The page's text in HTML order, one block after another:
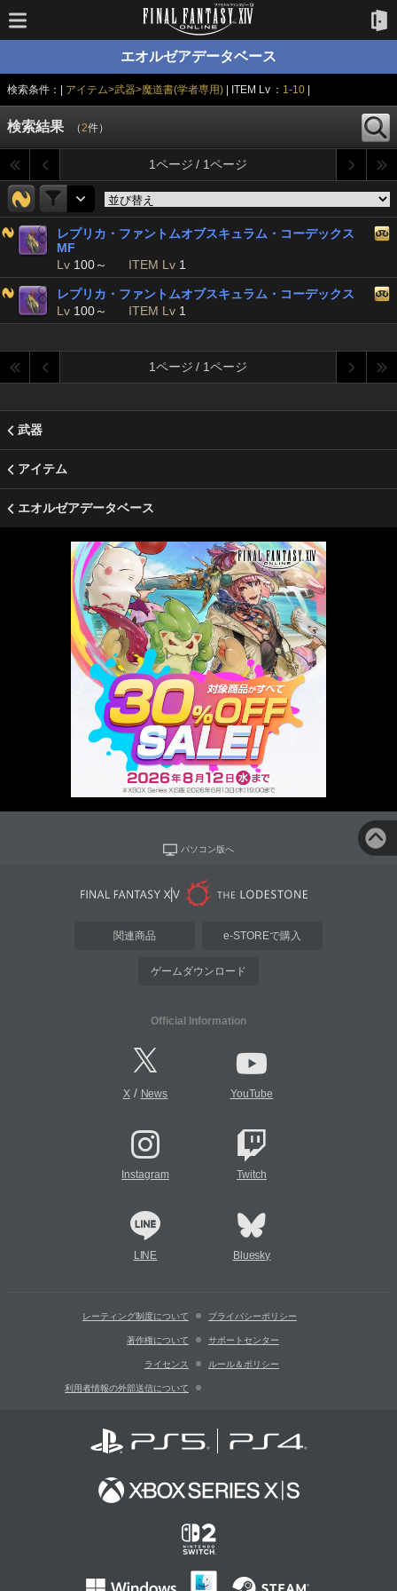
エオルゼアデータベース
検索条件：| アイテム>武器>魔道書(学者専用) | ITEM Lv ： 1-10
検索結果 （2件）
1ページ / 1ページ
レプリカ・ファントムオブスキュラム・コーデックス
MF
Lv 100～ ITEM Lv 1
レプリカ・ファントムオブスキュラム・コーデックス
Lv 100～ ITEM Lv 1
1ページ / 1ページ
武器
アイテム
エオルゼアデータベース
パソコン版へ
関連商品 e-STOREで購入
ゲームダウンロード
Official Information
X/ News YouTube
Instagram Twitch
LINE Bluesky
レーティング制度について プライバシーポリシー
著作権について サポートセンター
ライセンス ルール＆ポリシー
利用者情報の外部送信について